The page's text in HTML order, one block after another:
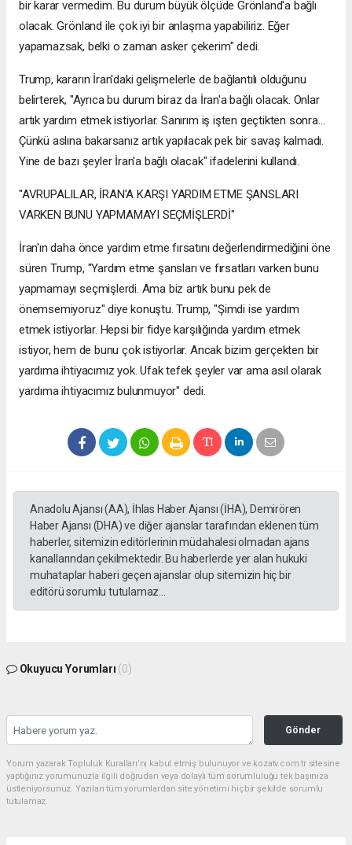
bir karar vermedim. Bu durum büyük ölçüde Grönland'a bağlı
olacak. Grönland ile çok iyi bir anlaşma yapabiliriz. Eğer
yapamazsak, belki o zaman asker çekerim" dedi.
Trump, kararın İran'daki gelişmelerle de bağlantılı olduğunu
belirterek, "Ayrıca bu durum biraz da İran'a bağlı olacak. Onlar
artık yardım etmek istiyorlar. Sanırım iş işten geçtikten sonra...
Çünkü aslına bakarsanız artık yapılacak pek bir savaş kalmadı.
Yine de bazı şeyler İran'a bağlı olacak" ifadelerini kullandı.
"AVRUPALILAR, İRAN'A KARŞI YARDIM ETME ŞANSLARI
VARKEN BUNU YAPMAMAYI SEÇMİŞLERDİ"
İran'ın daha önce yardım etme fırsatını değerlendirmediğini öne
süren Trump, "Yardım etme şansları ve fırsatları varken bunu
yapmamayı seçmişlerdi. Ama biz artık bunu pek de
önemsemiyoruz" diye konuştu. Trump, "Şimdi ise yardım
etmek istiyorlar. Hepsi bir fidye karşılığında yardım etmek
istiyor, hem de bunu çok istiyorlar. Ancak bizim gerçekten bir
yardıma ihtiyacımız yok. Ufak tefek şeyler var ama asıl olarak
yardıma ihtiyacımız bulunmuyor" dedi.
Anadolu Ajansı (AA), İhlas Haber Ajansı (İHA), Demirören
Haber Ajansı (DHA) ve diğer ajanslar tarafından eklenen tüm
haberler, sitemizin editörlerinin müdahalesi olmadan ajans
kanallarından çekilmektedir. Bu haberlerde yer alan hukuki
muhataplar haberi geçen ajanslar olup sitemizin hiç bir
editörü sorumlu tutulamaz...
Okuyucu Yorumları (0)
Gönder
Yorum yazarak Topluluk Kuralları’nı kabul etmiş bulunuyor ve kozatv.com.tr sitesine
yaptığınız yorumunuzla ilgili doğrudan veya dolaylı tüm sorumluluğu tek başınıza
üstleniyorsunuz. Yazılan tüm yorumlardan site yönetimi hiçbir şekilde sorumlu
tutulamaz.